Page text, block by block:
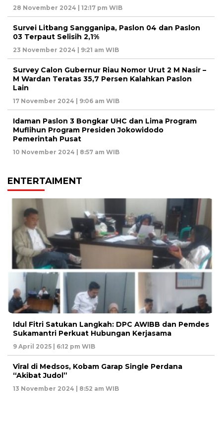
28 November 2024 | 12:17 pm WIB
Survei Litbang Sangganipa, Paslon 04 dan Paslon
03 Terpaut Selisih 2,1%
23 November 2024 | 9:21 am WIB
Survey Calon Gubernur Riau Nomor Urut 2 M Nasir –
M Wardan Teratas 35,7 Persen Kalahkan Paslon
Lain
17 November 2024 | 9:06 am WIB
Idaman Paslon 3 Bongkar UHC dan Lima Program
Muflihun Program Presiden Jokowidodo
Pemerintah Pusat
10 November 2024 | 8:57 am WIB
ENTERTAIMENT
Idul Fitri Satukan Langkah: DPC AWIBB dan Pemdes
Sukamantri Perkuat Hubungan Kerjasama
9 April 2025 | 6:12 pm WIB
Viral di Medsos, Kobam Garap Single Perdana
“Akibat Judol”
13 November 2024 | 8:52 am WIB